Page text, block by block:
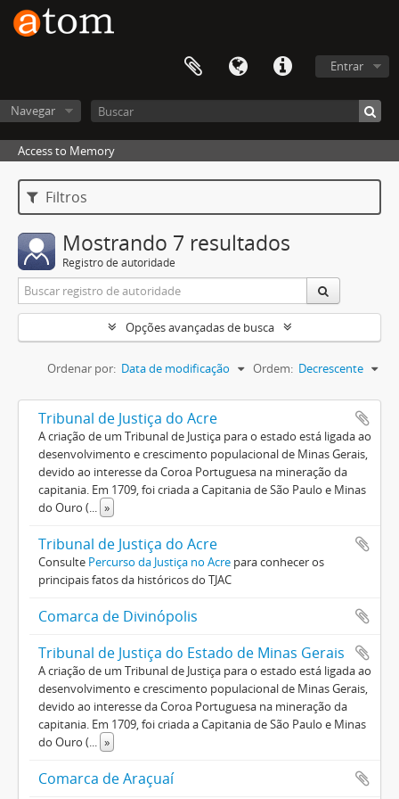
Entrar
Navegar
Access to Memory
Filtros
Mostrando 7 resultados
Registro de autoridade
Opções avançadas de busca
Ordenar por: Data de modificação Ordem: Decrescente
Tribunal de Justiça do Acre
A criação de um Tribunal de Justiça para o estado está ligada ao
desenvolvimento e crescimento populacional de Minas Gerais,
devido ao interesse da Coroa Portuguesa na mineração da
capitania. Em 1709, foi criada a Capitania de São Paulo e Minas
do Ouro (... »
Tribunal de Justiça do Acre
Consulte Percurso da Justiça no Acre para conhecer os
principais fatos da históricos do TJAC
Comarca de Divinópolis
Tribunal de Justiça do Estado de Minas Gerais
A criação de um Tribunal de Justiça para o estado está ligada ao
desenvolvimento e crescimento populacional de Minas Gerais,
devido ao interesse da Coroa Portuguesa na mineração da
capitania. Em 1709, foi criada a Capitania de São Paulo e Minas
do Ouro (... »
Comarca de Araçuaí